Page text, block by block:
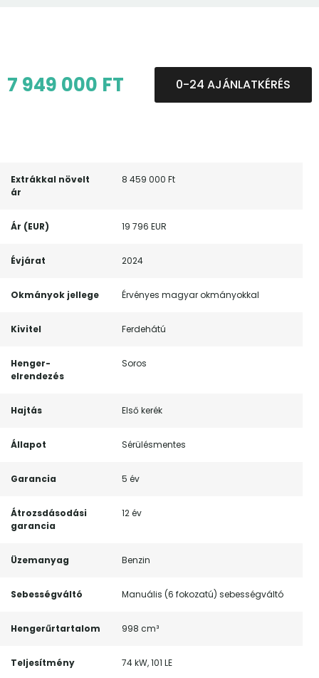
7 949 000 FT 0-24 AJÁNLATKÉRÉS
Extrákkal növelt
ár
8 459 000 Ft
Ár (EUR) 19 796 EUR
Évjárat 2024
Okmányok jellege Érvényes magyar okmányokkal
Kivitel Ferdehátú
Henger-
elrendezés
Soros
Hajtás Első kerék
Állapot Sérülésmentes
Garancia 5 év
Átrozsdásodási
garancia
12 év
Üzemanyag Benzin
Sebességváltó Manuális (6 fokozatú) sebességváltó
Hengerűrtartalom 998 cm³
Teljesítmény 74 kW, 101 LE